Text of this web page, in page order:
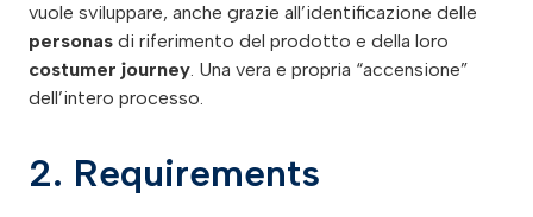
vuole sviluppare, anche grazie all’identificazione delle
personas di riferimento del prodotto e della loro
costumer journey. Una vera e propria “accensione”
dell’intero processo.
2. Requirements